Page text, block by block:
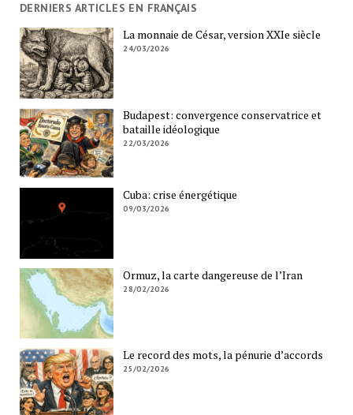
DERNIERS ARTICLES EN FRANÇAIS
La monnaie de César, version XXIe siècle
24/03/2026
Budapest: convergence conservatrice et
bataille idéologique
22/03/2026
Cuba: crise énergétique
09/03/2026
Ormuz, la carte dangereuse de l’Iran
28/02/2026
Le record des mots, la pénurie d’accords
25/02/2026